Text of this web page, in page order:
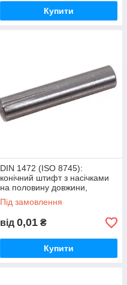
Купити
DIN 1472 (ISO 8745):
конічний штифт з насічками
на половину довжини,
нержавіюча сталь А1 (AISI
301)
Під замовлення
від 0,01 ₴
Купити